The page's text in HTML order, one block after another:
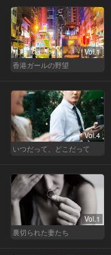
Vol.1
香港ガールの野望
Vol.4
いつだって、どこだって
Vol.1
裏切られた妻たち